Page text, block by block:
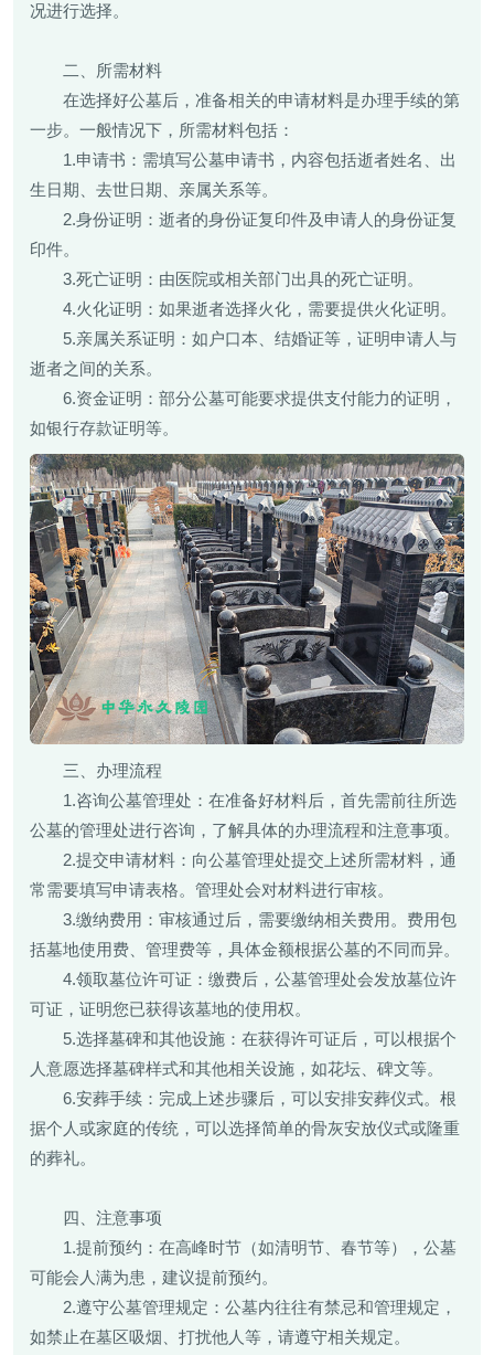
况进行选择。
二、所需材料
在选择好公墓后，准备相关的申请材料是办理手续的第
一步。一般情况下，所需材料包括：
1.申请书：需填写公墓申请书，内容包括逝者姓名、出
生日期、去世日期、亲属关系等。
2.身份证明：逝者的身份证复印件及申请人的身份证复
印件。
3.死亡证明：由医院或相关部门出具的死亡证明。
4.火化证明：如果逝者选择火化，需要提供火化证明。
5.亲属关系证明：如户口本、结婚证等，证明申请人与
逝者之间的关系。
6.资金证明：部分公墓可能要求提供支付能力的证明，
如银行存款证明等。
三、办理流程
1.咨询公墓管理处：在准备好材料后，首先需前往所选
公墓的管理处进行咨询，了解具体的办理流程和注意事项。
2.提交申请材料：向公墓管理处提交上述所需材料，通
常需要填写申请表格。管理处会对材料进行审核。
3.缴纳费用：审核通过后，需要缴纳相关费用。费用包
括墓地使用费、管理费等，具体金额根据公墓的不同而异。
4.领取墓位许可证：缴费后，公墓管理处会发放墓位许
可证，证明您已获得该墓地的使用权。
5.选择墓碑和其他设施：在获得许可证后，可以根据个
人意愿选择墓碑样式和其他相关设施，如花坛、碑文等。
6.安葬手续：完成上述步骤后，可以安排安葬仪式。根
据个人或家庭的传统，可以选择简单的骨灰安放仪式或隆重
的葬礼。
四、注意事项
1.提前预约：在高峰时节（如清明节、春节等），公墓
可能会人满为患，建议提前预约。
2.遵守公墓管理规定：公墓内往往有禁忌和管理规定，
如禁止在墓区吸烟、打扰他人等，请遵守相关规定。